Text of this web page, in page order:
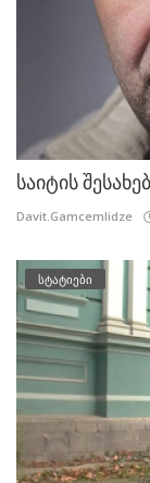
საიტის შესახებ
Davit.Gamcemlidze
სტატიები